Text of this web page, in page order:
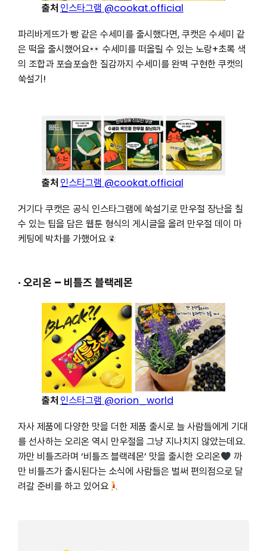
출처 인스타그램 @cookat.official
파리바게뜨가 빵 같은 수세미를 출시했다면, 쿠캣은 수세미 같
은 떡을 출시했어요
수세미를 떠올릴 수 있는 노랑+초록 색
의 조합과 포슬포슬한 질감까지 수세미를 완벽 구현한 쿠캣의
쑥설기!
출처 인스타그램 @cookat.official
거기다 쿠캣은 공식 인스타그램에 쑥설기로 만우절 장난을 칠
수 있는 팁을 담은 웹툰 형식의 게시글을 올려 만우절 데이 마
케팅에 박차를 가했어요
· 오리온 – 비틀즈 블랙레몬
출처 인스타그램 @orion_world
자사 제품에 다양한 맛을 더한 제품 출시로 늘 사람들에게 기대
를 선사하는 오리온 역시 만우절을 그냥 지나치지 않았는데요.
까만 비틀즈라며 ‘비틀즈 블랙레몬’ 맛을 출시한 오리온
까
만 비틀즈가 출시된다는 소식에 사람들은 벌써 편의점으로 달
려갈 준비를 하고 있어요